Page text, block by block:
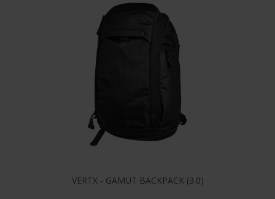
VERTX - GAMUT BACKPACK (3.0)